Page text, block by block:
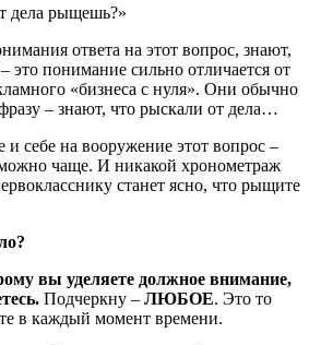
дела рыщешь?»
ответа на этот вопрос, знают,
это понимание сильно отличается от
«бизнеса с нуля». Они обычно
– знают, что рыскали от дела…
и себе на вооружение этот вопрос –
чаще. И никакой хронометраж
станет ясно, что рыщите
вы уделяете должное внимание,
Подчеркну – ЛЮБОЕ. Это то
в каждый момент времени.